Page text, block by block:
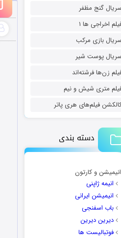
سریال گنج مظفر
اخراجی ها ۱
سریال بازی مرکب
سریال پوست شیر
زن‌ها فرشته‌اند
متری شیش و نیم
فیلم‌های هری پاتر
دسته بندی
انیمیشن و کارتون
انیمه ژاپنی
انیمیشن ایرانی
باب اسفنجی
دیرین دیرین
فوتبالیست ها